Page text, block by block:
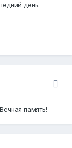
день.
память!